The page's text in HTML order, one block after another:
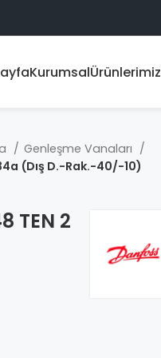
KurumsalÜrünlerimiz
Genleşme Vanaları
(Dış D.-Rak.-40/-10)
TEN 2